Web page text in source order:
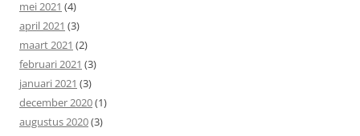
mei 2021 (4)
april 2021 (3)
maart 2021 (2)
februari 2021 (3)
januari 2021 (3)
december 2020(1)
augustus 2020(3)